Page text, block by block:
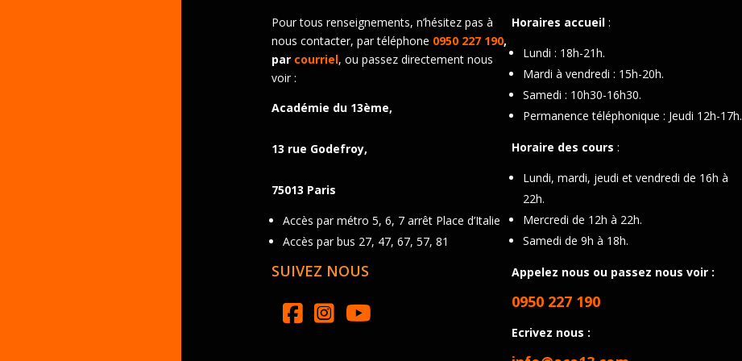
Pour tous renseignements, n’hésitez pas à
nous contacter, par téléphone 0950 227 190,
par courriel, ou passez directement nous
voir :
Académie du 13ème,
13 rue Godefroy,
75013 Paris
Accès par métro 5, 6, 7 arrêt Place d’Italie
Accès par bus 27, 47, 67, 57, 81
SUIVEZ NOUS
Horaires accueil :
Lundi : 18h-21h.
Mardi à vendredi : 15h-20h.
Samedi : 10h30-16h30.
Permanence téléphonique : Jeudi 12h-17h.
Horaire des cours:
Lundi, mardi, jeudi et vendredi de 16h à
22h.
Mercredi de 12h à 22h.
Samedi de 9h à 18h.
Appelez nous ou passez nous voir :
0950 227 190
Ecrivez nous :